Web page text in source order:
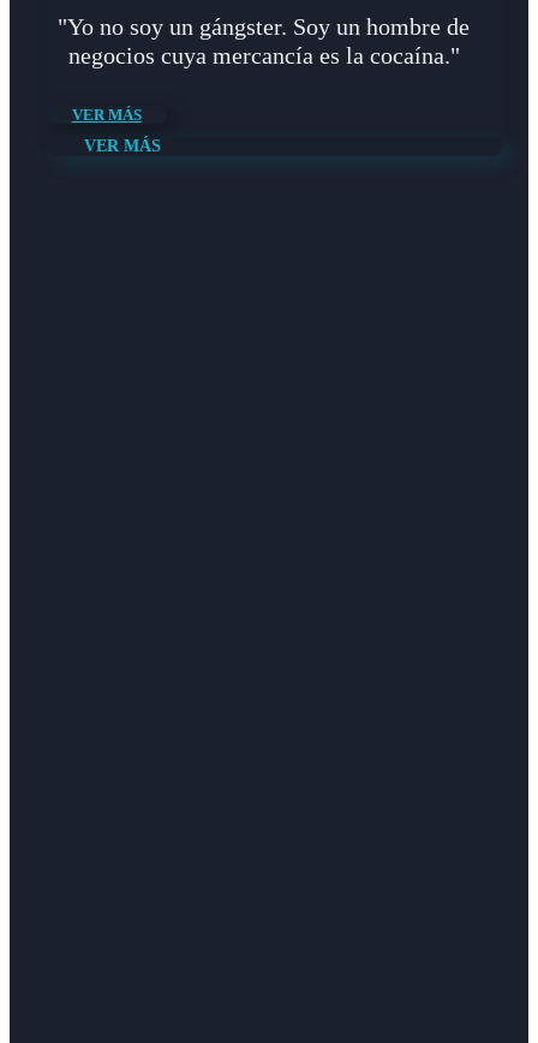
"Yo no soy un gángster. Soy un hombre de
negocios cuya mercancía es la cocaína."
VER MÁS
VER MÁS